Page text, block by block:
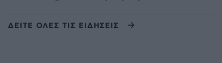
ΔΕΙΤΕ ΟΛΕΣ ΤΙΣ ΕΙΔΗΣΕΙΣ